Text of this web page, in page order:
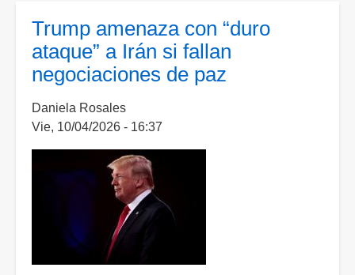
podrían
retomarse
en
días:
Trump
Trump amenaza con “duro
ataque” a Irán si fallan
negociaciones de paz
Daniela Rosales
Vie, 10/04/2026 - 16:37